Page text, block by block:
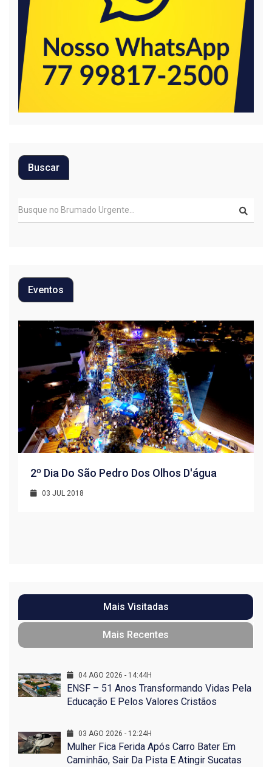
Buscar
Eventos
2º Dia Do São Pedro Dos Olhos D'água
03 JUL 2018
Mais Visitadas
Mais Recentes
04 AGO 2026 - 14:44H
ENSF – 51 Anos Transformando Vidas Pela
Educação E Pelos Valores Cristãos
03 AGO 2026 - 12:24H
Mulher Fica Ferida Após Carro Bater Em
Caminhão, Sair Da Pista E Atingir Sucatas